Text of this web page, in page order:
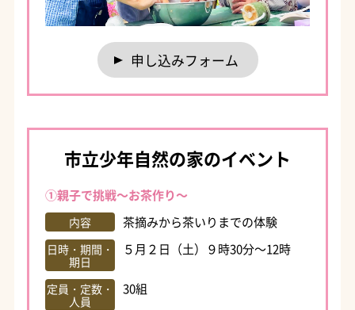
申し込みフォーム
市立少年自然の家のイベント
①親子で挑戦～お茶作り～
内容 茶摘みから茶いりまでの体験
日時・期間・
期日
５月２日（土）９時30分～12時
定員・定数・
人員
30組